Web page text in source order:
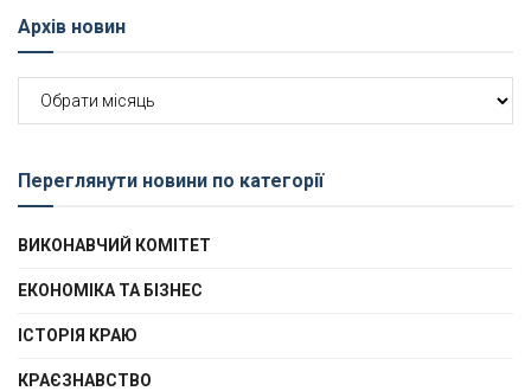
Архів новин
новин
Переглянути новини по категорії
ВИКОНАВЧИЙ КОМІТЕТ
ЕКОНОМІКА ТА БІЗНЕС
ІСТОРІЯ КРАЮ
КРАЄЗНАВСТВО